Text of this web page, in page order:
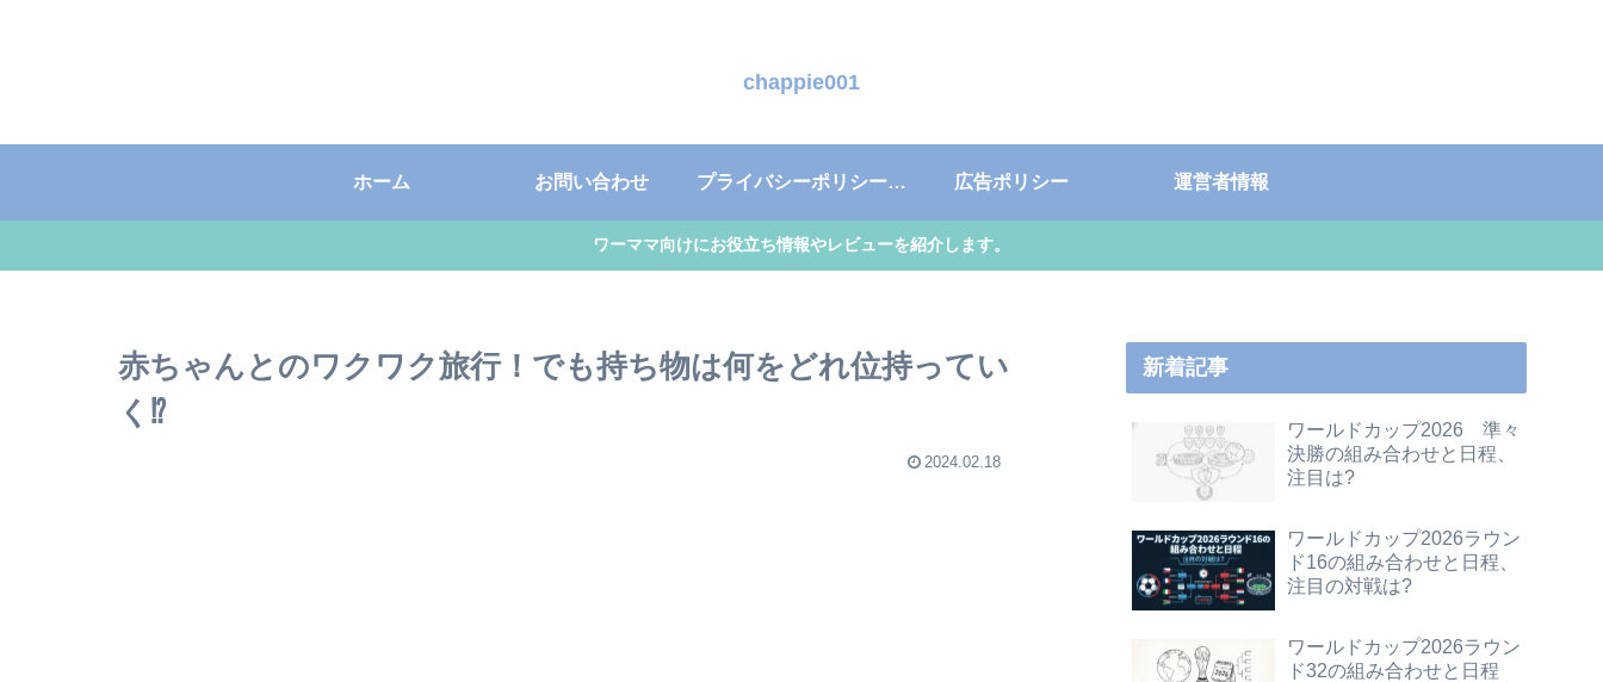
chappie001
ホーム お問い合わせ プライバシーポリシー・免責事項 広告ポリシー 運営者情報
ワーママ向けにお役立ち情報やレビューを紹介します。
赤ちゃんとのワクワク旅行！でも持ち物は何をどれ位持ってい
く⁉
2024.02.18
新着記事
ワールドカップ2026 準々
決勝の組み合わせと日程、
注目は?
ワールドカップ2026ラウン
ド16の組み合わせと日程、
注目の対戦は?
ワールドカップ2026ラウン
ド32の組み合わせと日程